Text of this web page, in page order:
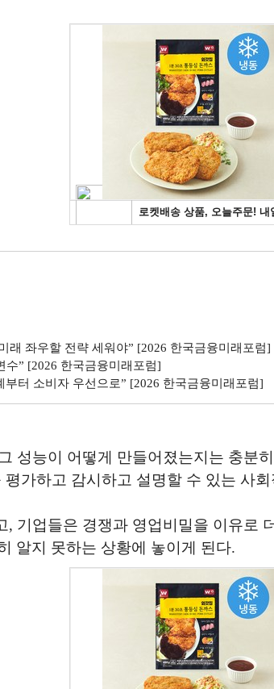
래 좌우할 전략 세워야” [2026 한국금융미래포럼]
수” [2026 한국금융미래포럼]
터 소비자 우선으로” [2026 한국금융미래포럼]
성능이 어떻게 만들어졌는지는 충분
가하고 감시하고 설명할 수 있는 사
기업들은 경쟁과 영업비밀을 이유로
알지 못하는 상황에 놓이게 된다.